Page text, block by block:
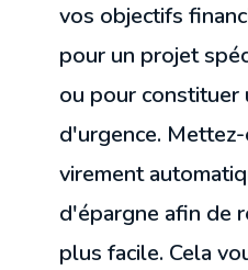
vos objectifs
pour un projet
ou pour constituer
d'urgence.
virement
d'épargne afin de
plus facile. Cela